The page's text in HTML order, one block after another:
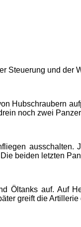
Steuerung und der
Hubschraubern
noch zwei
beiden letzten
Öltanks auf. Auf
greift die